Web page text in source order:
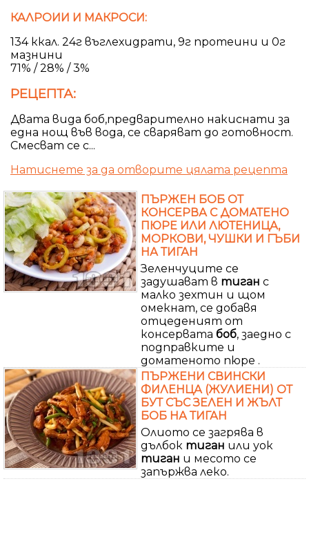
КАЛРОИИ И МАКРОСИ:
134 ккал. 24г въглехидрати, 9г протеини и 0г
мазнини
71% / 28% / 3%
РЕЦЕПТА:
Двата вида боб,предварително накиснати за
една нощ във вода, се сваряват до готовност.
Смесват се с...
Натиснете за да отворите цялата рецепта
ПЪРЖЕН БОБ ОТ
КОНСЕРВА С ДОМАТЕНО
ПЮРЕ ИЛИ ЛЮТЕНИЦА,
МОРКОВИ, ЧУШКИ И ГЪБИ
НА ТИГАН
Зеленчуците се
задушават в тиган с
малко зехтин и щом
омекнат, се добавя
отцеденият от
консервата боб, заедно с
подправките и
доматеното пюре .
ПЪРЖЕНИ СВИНСКИ
ФИЛЕНЦА (ЖУЛИЕНИ) ОТ
БУТ СЪС ЗЕЛЕН И ЖЪЛТ
БОБ НА ТИГАН
Олиото се загрява в
дълбок тиган или уок
тиган и месото се
запържва леко.